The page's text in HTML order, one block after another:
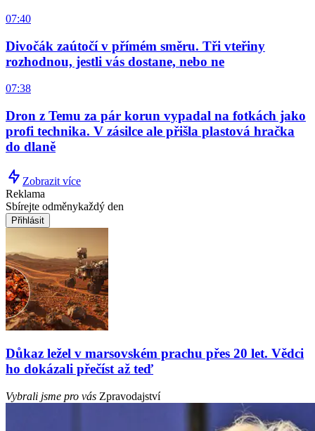
07:40
Divočák zaútočí v přímém směru. Tři vteřiny
rozhodnou, jestli vás dostane, nebo ne
07:38
Dron z Temu za pár korun vypadal na fotkách jako
profi technika. V zásilce ale přišla plastová hračka
do dlaně
Zobrazit více
Reklama
Sbírejte odměnykaždý den
Přihlásit
Důkaz ležel v marsovském prachu přes 20 let. Vědci
ho dokázali přečíst až teď
Vybrali jsme pro vás Zpravodajství